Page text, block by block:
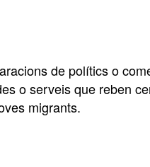
de polítics o
o serveis que reben
migrants.